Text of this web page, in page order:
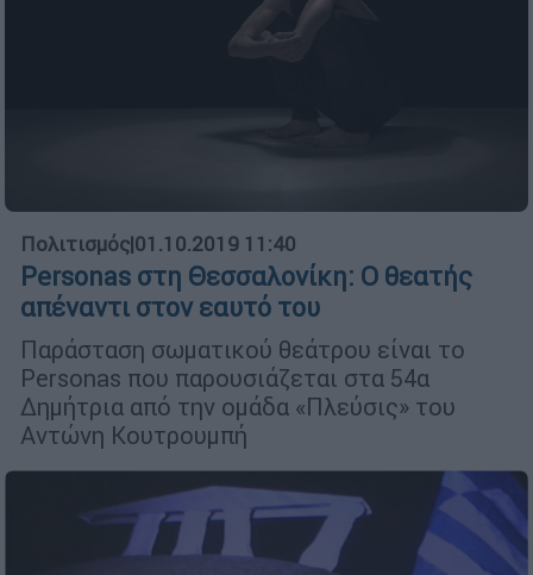
Πολιτισμός|01.10.2019 11:40
Personas στη Θεσσαλονίκη: Ο θεατής
απέναντι στον εαυτό του
Παράσταση σωματικού θεάτρου είναι το
Personas που παρουσιάζεται στα 54α
Δημήτρια από την ομάδα «Πλεύσις» του
Αντώνη Κουτρουμπή